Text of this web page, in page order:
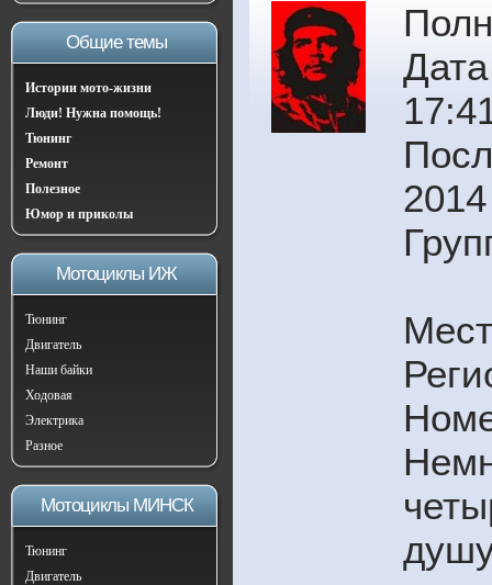
Общие темы
Истории мото-жизни
Люди! Нужна помощь!
Тюнинг
Ремонт
Полезное
Юмор и приколы
Мотоциклы ИЖ
Тюнинг
Двигатель
Наши байки
Ходовая
Электрика
Разное
Мотоциклы МИНСК
Тюнинг
Двигатель